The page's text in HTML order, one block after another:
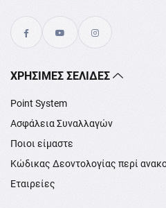
XΡΉΣΙΜΕΣ ΣΕΛΊΔΕΣ
Point System
Ασφάλεια Συναλλαγών
Ποιοι είμαστε
Κώδικας Δεοντολογίας περί
Εταιρείες